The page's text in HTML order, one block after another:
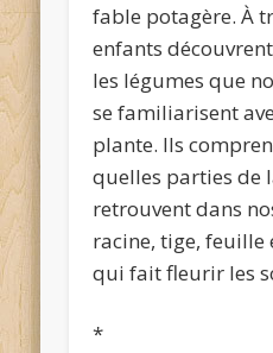
fable potagère. À
enfants
les légumes que
se familiarisent
plante. Ils
quelles parties de
retrouvent dans
racine, tige, feuille
qui fait fleurir les
*